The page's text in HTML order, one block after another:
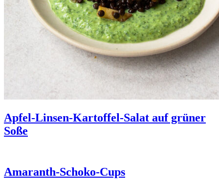
Apfel-Linsen-Kartoffel-Salat auf grüner
Soße
Amaranth-Schoko-Cups